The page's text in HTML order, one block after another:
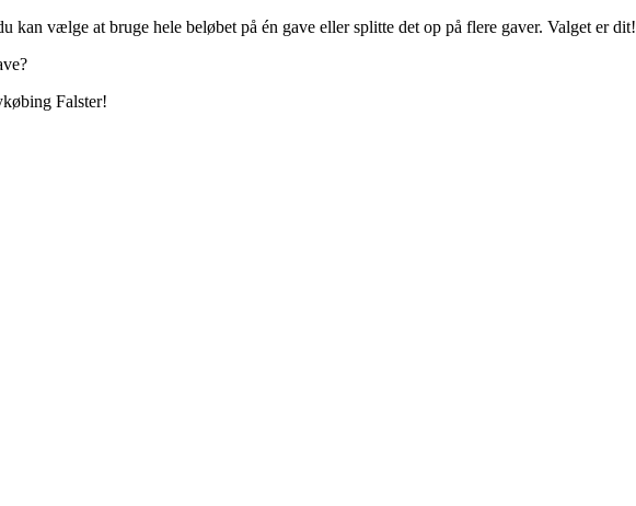
kan vælge at bruge hele beløbet på én gave eller splitte det op på flere gaver. Valget er dit!
Falster!